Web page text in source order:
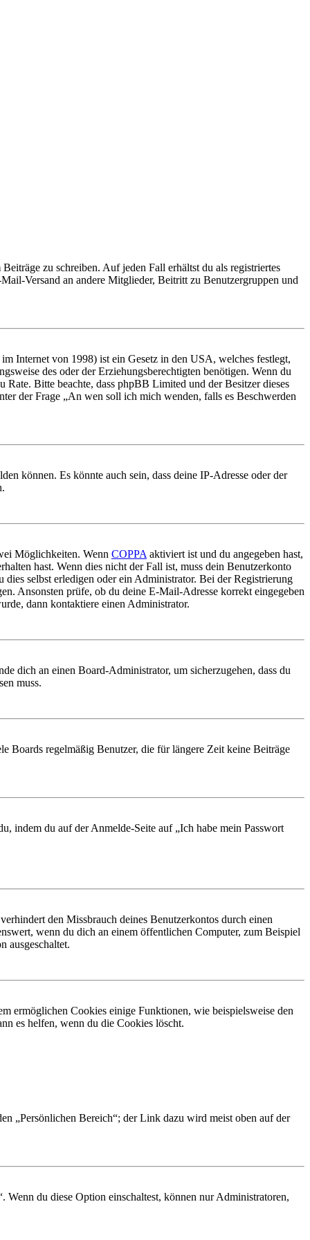
zu schreiben. Auf jeden Fall erhältst du als registriertes
Versand an andere Mitglieder, Beitritt zu Benutzergruppen und
Internet von 1998) ist ein Gesetz in den USA, welches festlegt,
des oder der Erziehungsberechtigten benötigen. Wenn du
Bitte beachte, dass phpBB Limited und der Besitzer dieses
der Frage „An wen soll ich mich wenden, falls es Beschwerden
können. Es könnte auch sein, dass deine IP-Adresse oder der
Möglichkeiten. Wenn COPPA aktiviert ist und du angegeben hast,
hast. Wenn dies nicht der Fall ist, muss dein Benutzerkonto
selbst erledigen oder ein Administrator. Bei der Registrierung
Ansonsten prüfe, ob du deine E-Mail-Adresse korrekt eingegeben
dann kontaktiere einen Administrator.
dich an einen Board-Administrator, um sicherzugehen, dass du
muss.
Boards regelmäßig Benutzer, die für längere Zeit keine Beiträge
indem du auf der Anmelde-Seite auf „Ich habe mein Passwort
den Missbrauch deines Benutzerkontos durch einen
wenn du dich an einem öffentlichen Computer, zum Beispiel
ausgeschaltet.
ermöglichen Cookies einige Funktionen, wie beispielsweise den
es helfen, wenn du die Cookies löscht.
„Persönlichen Bereich“; der Link dazu wird meist oben auf der
du diese Option einschaltest, können nur Administratoren,